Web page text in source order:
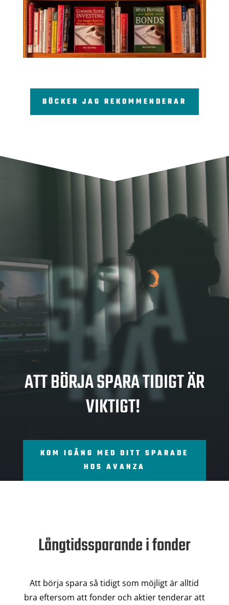
BÖCKER JAG REKOMMENDERAR
SPA
RA
ATT BÖRJA SPARA TIDIGT ÄR
VIKTIGT!
KOM IGÅNG MED DITT SPARADE
HOS AVANZA
Långtidssparande i fonder
Att börja spara så tidigt som möjligt är alltid
bra eftersom att fonder och aktier tenderar att